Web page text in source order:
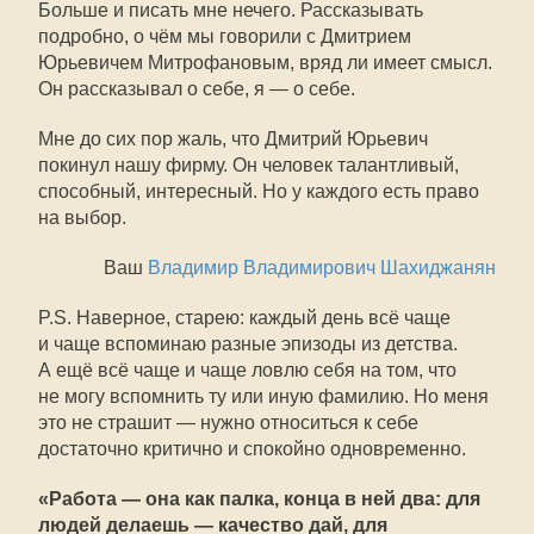
Больше и писать мне нечего. Рассказывать
подробно, о чём мы говорили с Дмитрием
Юрьевичем Митрофановым, вряд ли имеет смысл.
Он рассказывал о себе, я — о себе.
Мне до сих пор жаль, что Дмитрий Юрьевич
покинул нашу фирму. Он человек талантливый,
способный, интересный. Но у каждого есть право
на выбор.
Ваш Владимир Владимирович Шахиджанян
P.S. Наверное, старею: каждый день всё чаще
и чаще вспоминаю разные эпизоды из детства.
А ещё всё чаще и чаще ловлю себя на том, что
не могу вспомнить ту или иную фамилию. Но меня
это не страшит — нужно относиться к себе
достаточно критично и спокойно одновременно.
«Работа — она как палка, конца в ней два: для
людей делаешь — качество дай, для